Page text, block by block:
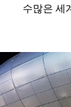
수많은 세